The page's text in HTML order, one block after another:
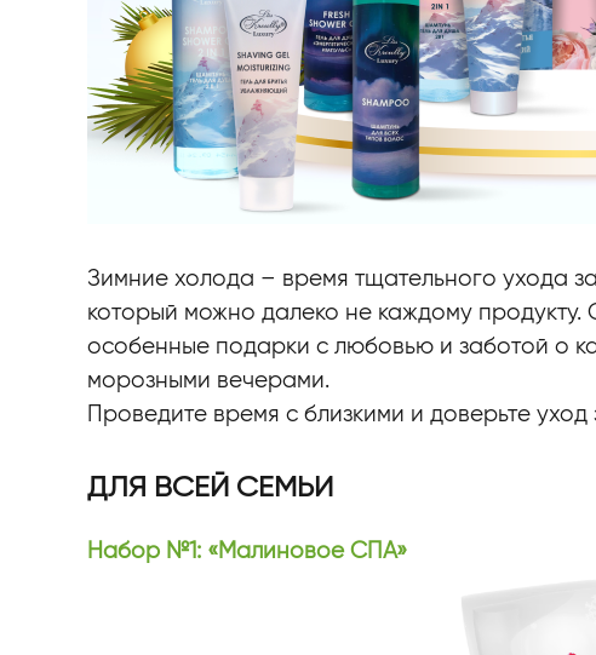
Зимние холода – время тщательного ухода
который можно далеко не каждому
особенные подарки с любовью и заботой о
морозными вечерами.
Проведите время с близкими и доверьте
ДЛЯ ВСЕЙ СЕМЬИ
Набор №1: «Малиновое СПА»